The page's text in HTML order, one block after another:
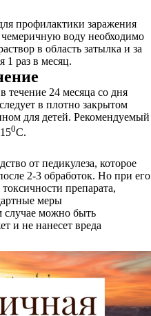
профилактики заражения
воду необходимо
в область затылка и за
1 раз в месяц.
течение 24 месяца со дня
в плотно закрытом
для детей. Рекомендуемый
0С.
от педикулеза, которое
2-3 обработок. Но при его
препарата,
меры
случае можно быть
и не нанесет вреда